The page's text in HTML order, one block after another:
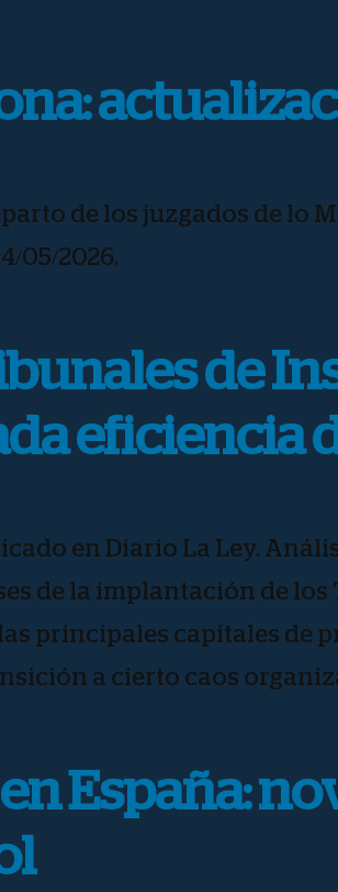
de los juzgados de lo
05/2026.
de
eficiencia
en Diario La Ley.
de la implantación de los
principales capitales de
a cierto caos
España: